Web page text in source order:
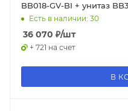
BB018-GV-BI + унитаз
Есть в наличии: 30
36 070 ₽/шт
+ 721 на счет
В